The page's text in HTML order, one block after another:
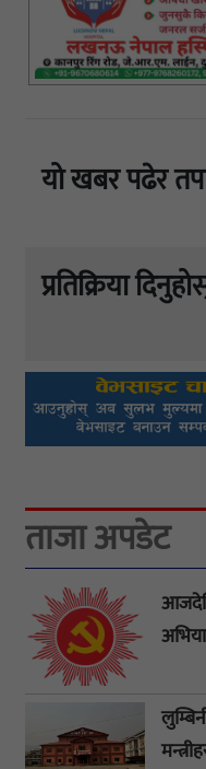
यो खबर पढेर
प्रतिक्रिया
ताजा अपडेट